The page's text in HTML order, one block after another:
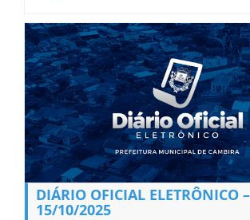
DIÁRIO OFICIAL ELETRÔNICO
15/10/2025